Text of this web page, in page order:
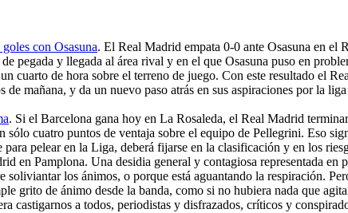
con Osasuna. El Real Madrid empata 0-0 ante Osasuna en el
pegada y llegada al área rival y en el que Osasuna puso en
cuarto de hora sobre el terreno de juego. Con este resultado el
de mañana, y da un nuevo paso atrás en sus aspiraciones por la
. Si el Barcelona gana hoy en La Rosaleda, el Real Madrid
sólo cuatro puntos de ventaja sobre el equipo de Pellegrini. Eso
pelear en la Liga, deberá fijarse en la clasificación y en los
en Pamplona. Una desidia general y contagiosa representada
soliviantar los ánimos, o porque está aguantando la respiración.
grito de ánimo desde la banda, como si no hubiera nada que
castigarnos a todos, periodistas y disfrazados, críticos y